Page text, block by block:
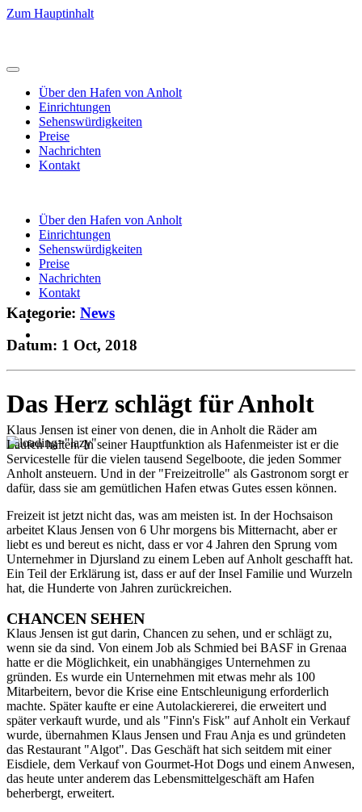
Zum Hauptinhalt
Über den Hafen von Anholt
Einrichtungen
Sehenswürdigkeiten
Preise
Nachrichten
Kontakt
Über den Hafen von Anholt
Einrichtungen
Sehenswürdigkeiten
Preise
Nachrichten
Kontakt
Kategorie: News
Datum: 1 Oct, 2018
Das Herz schlägt für Anholt
Klaus Jensen ist einer von denen, die in Anholt die Räder am
Laufen halten. In seiner Hauptfunktion als Hafenmeister ist er die
Servicestelle für die vielen tausend Segelboote, die jeden Sommer
Anholt ansteuern. Und in der "Freizeitrolle" als Gastronom sorgt er
dafür, dass sie am gemütlichen Hafen etwas Gutes essen können.
Freizeit ist jetzt nicht das, was am meisten ist. In der Hochsaison
arbeitet Klaus Jensen von 6 Uhr morgens bis Mitternacht, aber er
liebt es und bereut es nicht, dass er vor 4 Jahren den Sprung vom
Unternehmer in Djursland zu einem Leben auf Anholt geschafft hat.
Ein Teil der Erklärung ist, dass er auf der Insel Familie und Wurzeln
hat, die Hunderte von Jahren zurückreichen.
CHANCEN SEHEN
Klaus Jensen ist gut darin, Chancen zu sehen, und er schlägt zu,
wenn sie da sind. Von einem Job als Schmied bei BASF in Grenaa
hatte er die Möglichkeit, ein unabhängiges Unternehmen zu
gründen. Es wurde ein Unternehmen mit etwas mehr als 100
Mitarbeitern, bevor die Krise eine Entschleunigung erforderlich
machte. Später kaufte er eine Autolackiererei, die erweitert und
später verkauft wurde, und als "Finn's Fisk" auf Anholt ein Verkauf
wurde, übernahmen Klaus Jensen und Frau Anja es und gründeten
das Restaurant "Algot". Das Geschäft hat sich seitdem mit einer
Eisdiele, dem Verkauf von Gourmet-Hot Dogs und einem Anwesen,
das heute unter anderem das Lebensmittelgeschäft am Hafen
beherbergt, erweitert.